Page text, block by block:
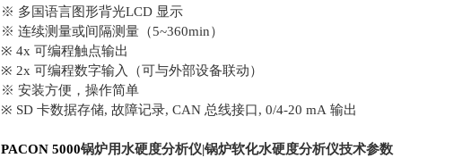
※ 多国语言图形背光LCD 显示
※ 连续测量或间隔测量（5~360min）
※ 4x 可编程触点输出
※ 2x 可编程数字输入（可与外部设备联动）
※ 安装方便，操作简单
※ SD 卡数据存储, 故障记录, CAN 总线接口, 0/4-20 mA 输出
PACON 5000锅炉用水硬度分析仪|锅炉软化水硬度分析仪​技术参数